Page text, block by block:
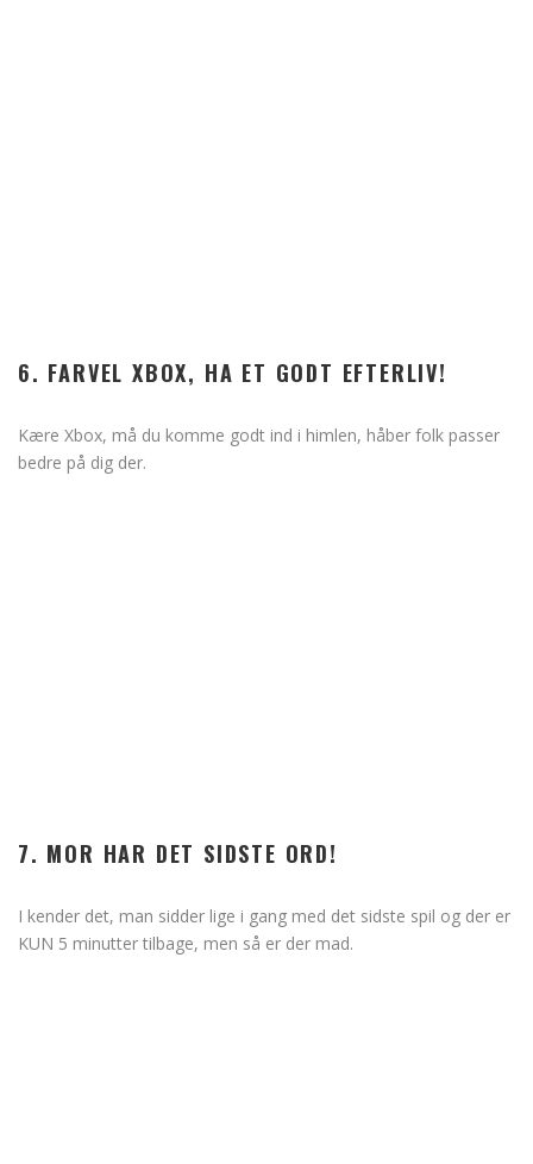
6. FARVEL XBOX, HA ET GODT EFTERLIV!
Kære Xbox, må du komme godt ind i himlen, håber folk passer
bedre på dig der.
7. MOR HAR DET SIDSTE ORD!
I kender det, man sidder lige i gang med det sidste spil og der er
KUN 5 minutter tilbage, men så er der mad.